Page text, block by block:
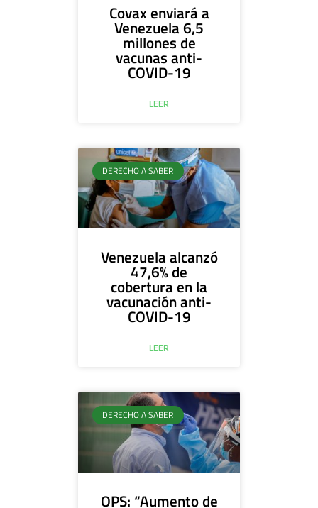
Covax enviará a
Venezuela 6,5
millones de
vacunas anti-
COVID-19
LEER
DERECHO A SABER
Venezuela alcanzó
47,6% de
cobertura en la
vacunación anti-
COVID-19
LEER
DERECHO A SABER
OPS: “Aumento de